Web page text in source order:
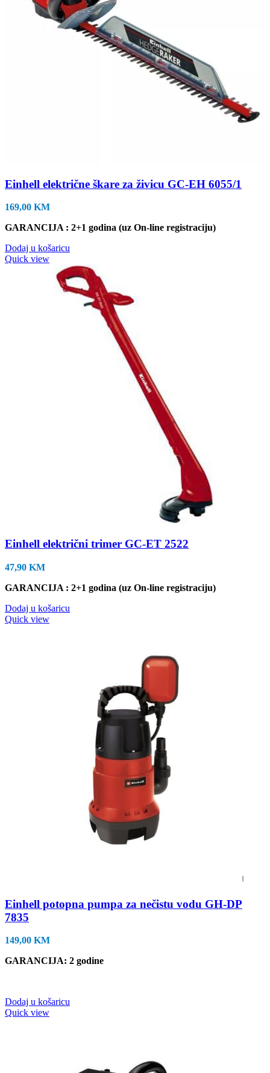
Einhell električne škare za živicu GC-EH 6055/1
169,00 KM
GARANCIJA : 2+1 godina (uz On-line registraciju)
Dodaj u košaricu
Quick view
Einhell električni trimer GC-ET 2522
47,90 KM
GARANCIJA : 2+1 godina (uz On-line registraciju)
Dodaj u košaricu
Quick view
Einhell potopna pumpa za nečistu vodu GH-DP
7835
149,00 KM
GARANCIJA: 2 godine
Dodaj u košaricu
Quick view